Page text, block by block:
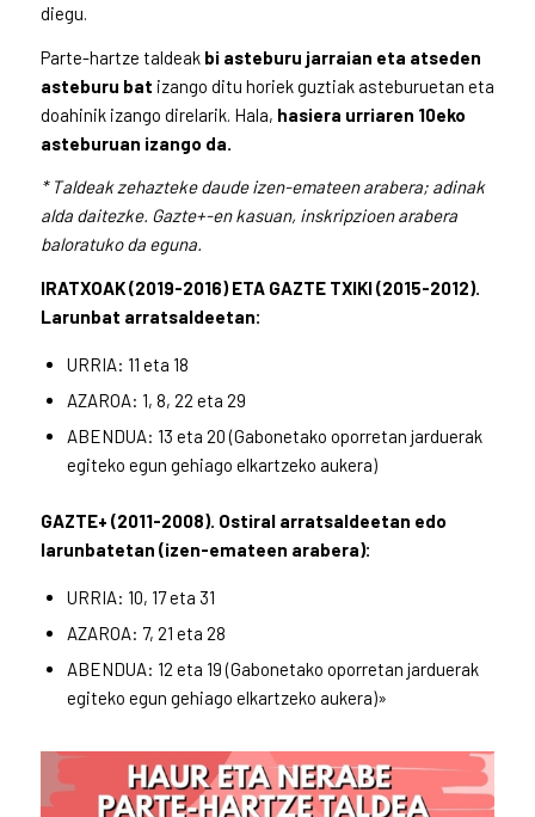
diegu.
Parte-hartze taldeak bi asteburu jarraian eta atseden
asteburu bat izango ditu horiek guztiak asteburuetan eta
doahinik izango direlarik. Hala, hasiera urriaren 10eko
asteburuan izango da.
* Taldeak zehazteke daude izen-emateen arabera; adinak
alda daitezke. Gazte+-en kasuan, inskripzioen arabera
baloratuko da eguna.
IRATXOAK (2019-2016) ETA GAZTE TXIKI (2015-2012).
Larunbat arratsaldeetan:
URRIA: 11 eta 18
AZAROA: 1, 8, 22 eta 29
ABENDUA: 13 eta 20 (Gabonetako oporretan jarduerak
egiteko egun gehiago elkartzeko aukera)
GAZTE+ (2011-2008). Ostiral arratsaldeetan edo
larunbatetan (izen-emateen arabera):
URRIA: 10, 17 eta 31
AZAROA: 7, 21 eta 28
ABENDUA: 12 eta 19 (Gabonetako oporretan jarduerak
egiteko egun gehiago elkartzeko aukera)»